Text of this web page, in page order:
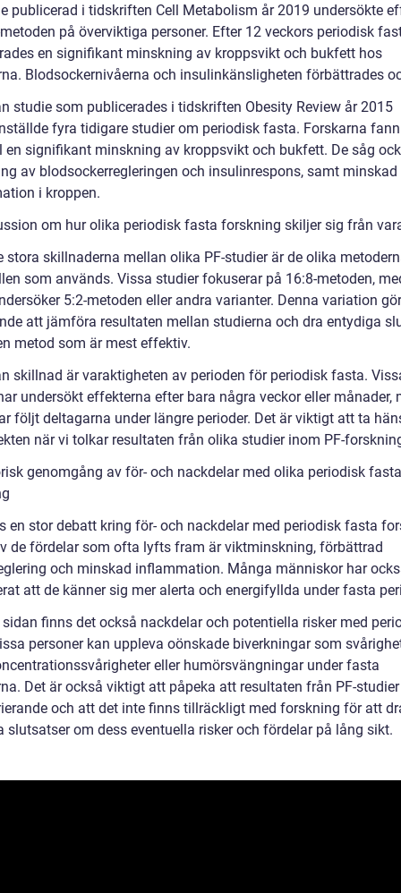
publicerad i tidskriften Cell Metabolism år 2019 undersökte
på överviktiga personer. Efter 12 veckors periodisk
en signifikant minskning av kroppsvikt och bukfett hos
Blodsockernivåerna och insulinkänsligheten förbättrades
studie som publicerades i tidskriften Obesity Review år 2015
fyra tidigare studier om periodisk fasta. Forskarna
en signifikant minskning av kroppsvikt och bukfett. De såg
av blodsockerregleringen och insulinrespons, samt minskad
i kroppen.
om hur olika periodisk fasta forskning skiljer sig från
stora skillnaderna mellan olika PF-studier är de olika
som används. Vissa studier fokuserar på 16:8-metoden,
5:2-metoden eller andra varianter. Denna variation
att jämföra resultaten mellan studierna och dra entydiga
metod som är mest effektiv.
skillnad är varaktigheten av perioden för periodisk fasta.
undersökt effekterna efter bara några veckor eller månader,
följt deltagarna under längre perioder. Det är viktigt att ta
när vi tolkar resultaten från olika studier inom PF-
genomgång av för- och nackdelar med olika periodisk fasta
en stor debatt kring för- och nackdelar med periodisk fasta
de fördelar som ofta lyfts fram är viktminskning, förbättrad
och minskad inflammation. Många människor har
att de känner sig mer alerta och energifyllda under fasta
finns det också nackdelar och potentiella risker med
personer kan uppleva oönskade biverkningar som
eller humörsvängningar under fasta
Det är också viktigt att påpeka att resultaten från PF-
och att det inte finns tillräckligt med forskning för att
slutsatser om dess eventuella risker och fördelar på lång sikt.